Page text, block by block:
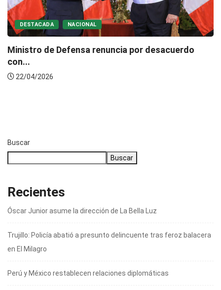
DESTACADA NACIONAL
Ministro de Defensa renuncia por desacuerdo
con...
22/04/2026
Buscar
Buscar
Recientes
Óscar Junior asume la dirección de La Bella Luz
Trujillo: Policía abatió a presunto delincuente tras feroz balacera
en El Milagro
Perú y México restablecen relaciones diplomáticas